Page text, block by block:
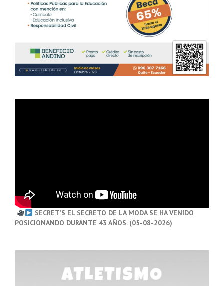
SECRET’S EL SECRETO DE LA MODA SE HA VENIDO
POSICIONANDO DURANTE 43 AÑOS. (05-08-2026)